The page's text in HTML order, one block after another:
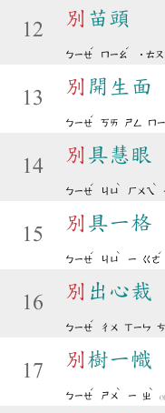
12
別 苗頭
ㄅㄧㄝ
ˊ
ㄇㄧㄠ
ˊ
˙ㄊㄡ
13
別 開生面
ㄅㄧㄝ
ˊ
ㄎㄞ ㄕㄥ ㄇ
14
別 具慧眼
ㄅㄧㄝ
ˊ
ㄐㄩ
ˋ
ㄏㄨㄟ
ˋ
15
別 具一格
ㄅㄧㄝ
ˊ
ㄐㄩ
ˋ
ㄧ ㄍㄜ
ˊ
16
別 出心裁
ㄅㄧㄝ
ˊ
ㄔㄨ ㄒㄧㄣ
17
別樹一幟
ㄅㄧㄝ
ˊ
ㄕㄨ
ˋ
ㄧ ㄓ
ˋ
(